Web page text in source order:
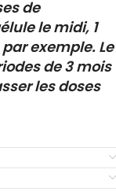
de
le midi, 1
exemple. Le
de 3 mois
les doses